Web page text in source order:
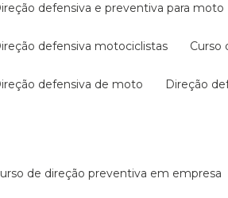
direção defensiva e preventiva para moto
direção defensiva motociclistas
direção defensiva de moto direção
curso de direção preventiva em empresa